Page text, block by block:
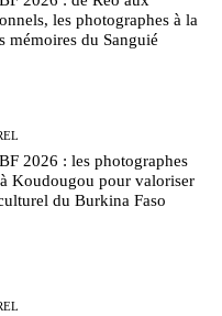
les photographes à la
mémoires du Sanguié
2026 : les photographes
Koudougou pour valoriser
du Burkina Faso